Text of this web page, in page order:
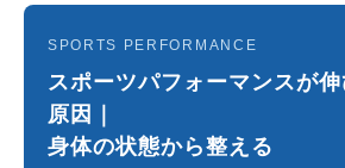
SPORTS PERFORMANCE
スポーツパフォーマンスが
原因｜
身体の状態から整える